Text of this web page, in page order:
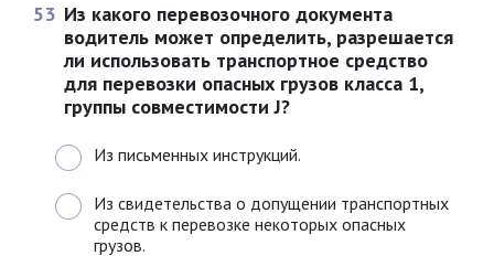
53 Из какого перевозочного документа
водитель может определить, разрешается
ли использовать транспортное средство
для перевозки опасных грузов класса 1,
группы совместимости J?
Из письменных инструкций.
Из свидетельства о допущении транспортных
средств к перевозке некоторых опасных
грузов.